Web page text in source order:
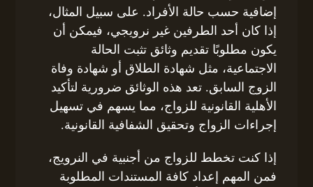
إضافية حسب حالة الأفراد. على سبيل المثال،
إذا كان أحد الطرفين غير نرويجي، فيمكن أن
يكون مطلوبًا تقديم وثائق تثبت الحالة
الاجتماعية، مثل شهادة الطلاق أو شهادة وفاة
الزوج السابق. تعد هذه الوثائق ضرورية لتأكيد
الأهلية القانونية للزواج، مما يسهم في تسهيل
إجراءات الزواج وتحقيق الشفافية القانونية.
إذا كنت تخطط للزواج من أجنبية في النرويج،
فمن المهم إعداد كافة المستندات المطلوبة